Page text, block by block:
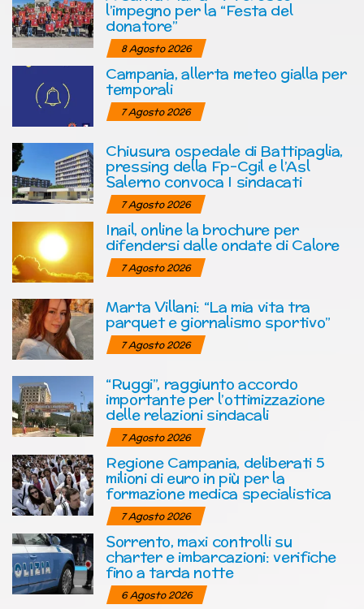
l’impegno per la “Festa del
donatore”
8 Agosto 2026
Campania, allerta meteo gialla per
temporali
7 Agosto 2026
Chiusura ospedale di Battipaglia,
pressing della Fp-Cgil e l’Asl
Salerno convoca I sindacati
7 Agosto 2026
Inail, online la brochure per
difendersi dalle ondate di Calore
7 Agosto 2026
Marta Villani: “La mia vita tra
parquet e giornalismo sportivo”
7 Agosto 2026
“Ruggi”, raggiunto accordo
importante per l’ottimizzazione
delle relazioni sindacali
7 Agosto 2026
Regione Campania, deliberati 5
milioni di euro in più per la
formazione medica specialistica
7 Agosto 2026
Sorrento, maxi controlli su
charter e imbarcazioni: verifiche
fino a tarda notte
6 Agosto 2026